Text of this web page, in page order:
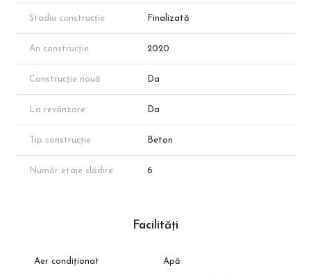
Stadiu construcție Finalizată
An construcție 2020
Construcție nouă Da
La revânzare Da
Tip construcție Beton
Număr etaje clădire 6
Facilități
Aer condiționat Apă